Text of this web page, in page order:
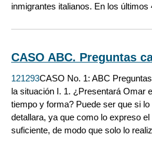
inmigrantes italianos. En los últimos
CASO ABC. Preguntas
121293CASO No. 1: ABC
la situación I. 1. ¿Presentará Omar
tiempo y forma? Puede ser que si
detallara, ya que como lo expreso
suficiente, de modo que solo lo